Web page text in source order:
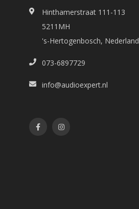
Hinthamerstraat 111-113
5211MH
's-Hertogenbosch, Nederland
073-6897729
info@audioexpert.nl